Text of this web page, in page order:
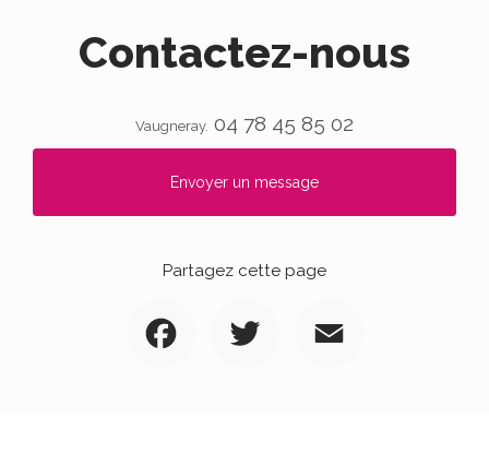
Contactez-nous
Vaugneray. 04 78 45 85 02
Envoyer un message
Partagez cette page